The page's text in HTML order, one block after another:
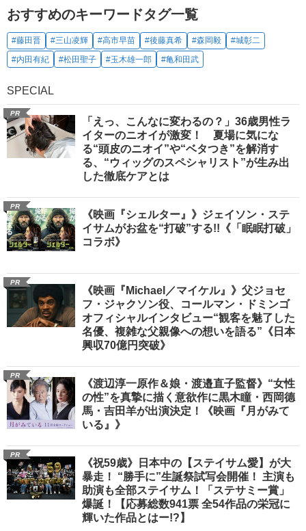
おすすめのキーワードタグ一覧
#藤田晋 #三山凌輝 #高市早苗 #後藤真希 #森岡毅
#城彰二
#内田有紀
#松田聖子 #玉木雄一郎 #亀和田武
SPECIAL
PR
「えっ、こんなに変わるの？」36歳男性ラ
イターのニオイが激変！ 夏場に気にな
る“頭皮のニオイ”や“ベタつき”を解消す
る、“ウィッグのスペシャリスト”が生み出
した徹底ケアとは
PR
《映画『シェルター』》ジェイソン・ステ
イサムがお盆を“打破”する!!《「眠眠打破」
コラボ》
PR
《映画『Michael／マイケル』》父ジョセ
フ・ジャクソン役、コールマン・ドミンゴ
オフィシャルインタビュー“観客を魅了した
名優、複雑な父親像への想いを語る”《日本
興収70億円突破》
PR
《渡辺淳一原作＆娘・渡邉直子監督》“女性
の性”を真摯に描く意欲作に黒木瞳・西岡德
馬・吉田羊が出演決定！《映画『月がみて
いる』》
PR
《祝59歳》日本中の【ステイサム愛】が大
暴走！ “勝手に”生誕祭試写会開催！ 主演も
助演も全部ステイサム！「ステサミー賞」
爆誕！【応募総数941票 全54作品の栄冠に
輝いた作品とはー!?】